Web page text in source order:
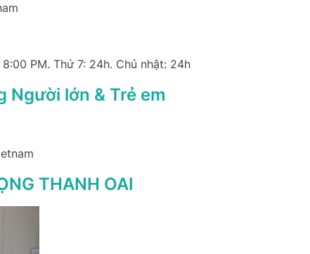
PM. Thứ 7: 24h. Chủ nhật: 24h
Người lớn & Trẻ em
THANH OAI